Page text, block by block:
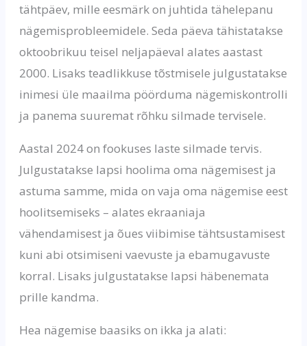
tähtpäev, mille eesmärk on juhtida tähelepanu
nägemisprobleemidele. Seda päeva tähistatakse
oktoobrikuu teisel neljapäeval alates aastast
2000. Lisaks teadlikkuse tõstmisele julgustatakse
inimesi üle maailma pöörduma nägemiskontrolli
ja panema suuremat rõhku silmade tervisele.
Aastal 2024 on fookuses laste silmade tervis.
Julgustatakse lapsi hoolima oma nägemisest ja
astuma samme, mida on vaja oma nägemise eest
hoolitsemiseks – alates ekraaniaja
vähendamisest ja õues viibimise tähtsustamisest
kuni abi otsimiseni vaevuste ja ebamugavuste
korral. Lisaks julgustatakse lapsi häbenemata
prille kandma.
Hea nägemise baasiks on ikka ja alati: